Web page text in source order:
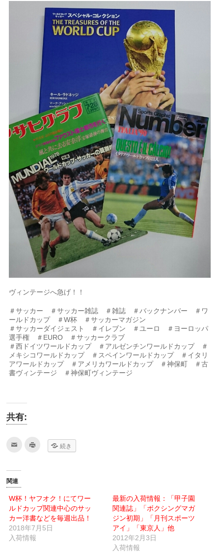
ヴィンテージへ急げ！！
＃サッカー ＃サッカー雑誌 ＃雑誌 ＃バックナンバー ＃ワ
ールドカップ ＃W杯 ＃サッカーマガジン
＃サッカーダイジェスト ＃イレブン ＃ユーロ ＃ヨーロッパ
選手権 ＃EURO ＃サッカークラブ
＃西ドイツワールドカップ ＃アルゼンチンワールドカップ ＃
メキシコワールドカップ ＃スペインワールドカップ ＃イタリ
アワールドカップ ＃アメリカワールドカップ ＃神保町 ＃古
書ヴィンテージ ＃神保町ヴィンテージ
共有:
て
メ
ー
ル
で
送
信
(新
し
い
し
い
ウ
ィ
ン
ド
ウ
続き
関連
W杯！ヤフオク！にてワー
ルドカップ関連中心のサッ
カー洋書などを毎週出品！
2018年7月5日
入荷情報
最新の入荷情報：「甲子園
関連誌」「ボクシングマガ
ジン初期」「月刊スポーツ
アイ」「東京人」他
2012年2月3日
入荷情報